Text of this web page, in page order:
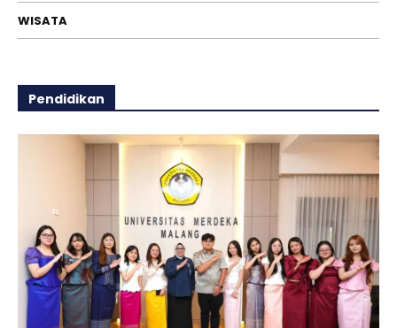
WISATA
Pendidikan